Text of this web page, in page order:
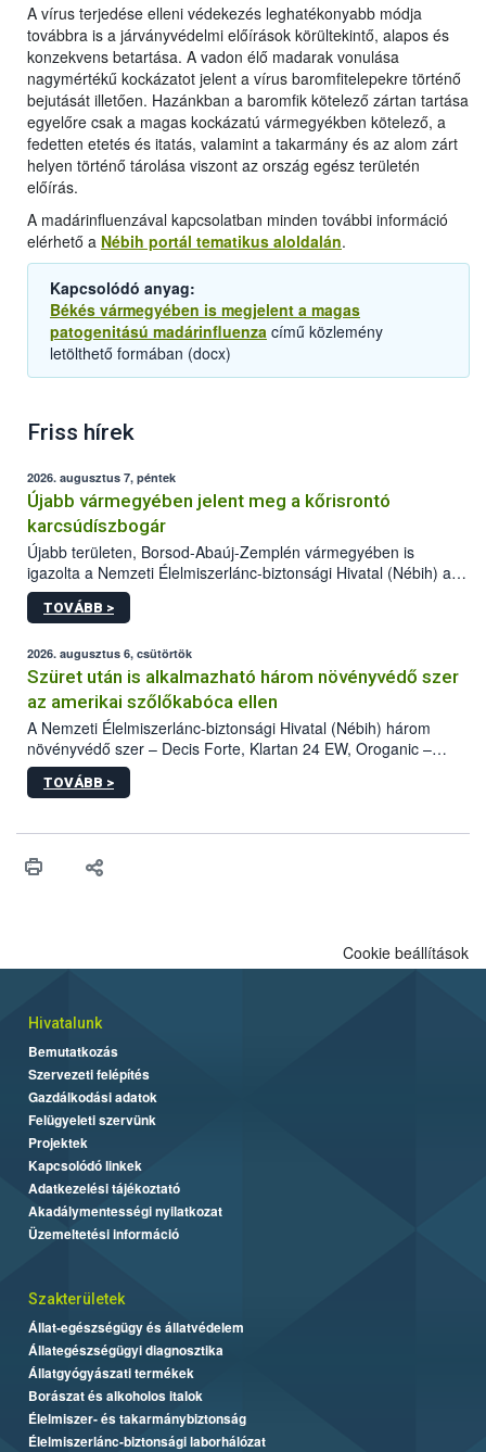
A vírus terjedése elleni védekezés leghatékonyabb módja
továbbra is a járványvédelmi előírások körültekintő, alapos és
konzekvens betartása. A vadon élő madarak vonulása
nagymértékű kockázatot jelent a vírus baromfitelepekre történő
bejutását illetően. Hazánkban a baromfik kötelező zártan tartása
egyelőre csak a magas kockázatú vármegyékben kötelező, a
fedetten etetés és itatás, valamint a takarmány és az alom zárt
helyen történő tárolása viszont az ország egész területén
előírás.
A madárinfluenzával kapcsolatban minden további információ
elérhető a Nébih portál tematikus aloldalán.
Kapcsolódó anyag:
Békés vármegyében is megjelent a magas
patogenitású madárinfluenza című közlemény
letölthető formában (docx)
Friss hírek
2026. augusztus 7, péntek
Újabb vármegyében jelent meg a kőrisrontó
karcsúdíszbogár
Újabb területen, Borsod-Abaúj-Zemplén vármegyében is
igazolta a Nemzeti Élelmiszerlánc-biztonsági Hivatal (Nébih) a
kőrisrontó karcsúdíszbogár (Agrilus planipennis) jelenlétét. A
kártevőt nem csak színcsapdában találták meg, de már fertőzött
az intenzív felderítést, emellett az intézkedéseket a szlovák
hatósággal is összehangolják a terjedés megállítása érdekében.
TOVÁBB >
2026. augusztus 6, csütörtök
Szüret után is alkalmazható három növényvédő szer
az amerikai szőlőkabóca ellen
A Nemzeti Élelmiszerlánc-biztonsági Hivatal (Nébih) három
növényvédő szer – Decis Forte, Klartan 24 EW, Oroganic –
engedélyokiratát módosította, így azok a szüretet követően,
egészen a vesszőérettség (BBCH 91) stádiumáig
érésű szőlőkben is legyen lehetőség a károsító elleni további
felhasználók számára is elérhető és ökológiai termesztésben is
TOVÁBB >
Cookie beállítások
Hivatalunk
Bemutatkozás
Szervezeti felépítés
Gazdálkodási adatok
Felügyeleti szervünk
Projektek
Kapcsolódó linkek
Adatkezelési tájékoztató
Akadálymentességi nyilatkozat
Üzemeltetési információ
Szakterületek
Állat-egészségügy és állatvédelem
Állategészségügyi diagnosztika
Állatgyógyászati termékek
Borászat és alkoholos italok
Élelmiszer- és takarmánybiztonság
Élelmiszerlánc-biztonsági laborhálózat